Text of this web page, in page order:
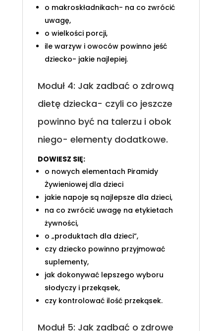
o makroskładnikach- na co zwrócić
uwagę,
o wielkości porcji,
ile warzyw i owoców powinno jeść
dziecko- jakie najlepiej.
Moduł 4: Jak zadbać o zdrową
dietę dziecka- czyli co jeszcze
powinno być na talerzu i obok
niego- elementy dodatkowe.
DOWIESZ SIĘ:
o nowych elementach Piramidy
Żywieniowej dla dzieci
jakie napoje są najlepsze dla dzieci,
na co zwrócić uwagę na etykietach
żywności,
o „produktach dla dzieci”,
czy dziecko powinno przyjmować
suplementy,
jak dokonywać lepszego wyboru
słodyczy i przekąsek,
czy kontrolować ilość przekąsek.
Moduł 5: Jak zadbać o zdrowe